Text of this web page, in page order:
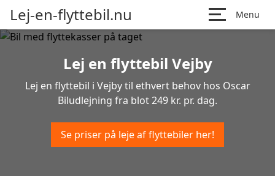
Lej-en-flyttebil.nu Menu
Lej en flyttebil Vejby
Lej en flyttebil i Vejby til ethvert behov hos Oscar
Biludlejning fra blot 249 kr. pr. dag.
Se priser på leje af flyttebiler her!